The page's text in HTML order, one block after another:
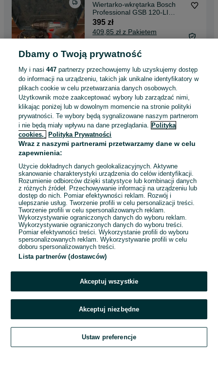
Wiertarko-wkrętarka Bosch
Professional GSB 120-LI
2xaku ładowarka
395 zł
409,85 zł z Pakietem
Ostrów Wielkopolski
05 sierpnia 2026
Młotowiertarka Milwaukee PH
30 Power X
695 zł
718,85 zł z Pakietem
Ochronnym
Ostrów Wielkopolski
05 sierpnia 2026
1 2 3 ... 25
Zadzwoń / SMS
Szukaj Obserwujesz Dodaj Czat Konto
Dbamy o Twoją prywatność
My i nasi447 partnerzy przechowujemy lub uzyskujemy dostęp
do informacji na urządzeniu, takich jak unikalne identyfikatory w
plikach cookie w celu przetwarzania danych osobowych.
Użytkownik może zaakceptować wybory lub zarządzać nimi,
klikając poniżej lub w dowolnym momencie na stronie polityki
prywatności. Te wybory będą sygnalizowane naszym partnerom
i nie będą miały wpływu na dane przeglądania. Polityka
cookies,
Polityka Prywatności
Wraz z naszymi partnerami przetwarzamy dane w celu
zapewnienia:
Użycie dokładnych danych geolokalizacyjnych. Aktywne
skanowanie charakterystyki urządzenia do celów identyfikacji.
Rozumienie odbiorców dzięki statystyce lub kombinacji danych
z różnych źródeł. Przechowywanie informacji na urządzeniu lub
dostęp do nich. Pomiar efektywności reklam. Rozwój i
ulepszanie usług. Tworzenie profili w celu personalizacji treści.
Tworzenie profili w celu spersonalizowanych reklam.
Wykorzystywanie ograniczonych danych do wyboru reklam.
Wykorzystywanie ograniczonych danych do wyboru treści.
Pomiar efektywności treści. Wykorzystanie profili do wyboru
spersonalizowanych reklam. Wykorzystywanie profili w celu
doboru spersonalizowanych treści.
Lista partnerów (dostawców)
Akceptuj wszystkie
Akceptuj niezbędne
Ustaw preferencje